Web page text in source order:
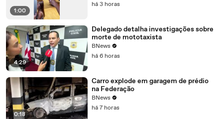
1:00
há 3 horas
4:29
Delegado detalha investigações sobre
morte de mototaxista
BNews
há 6 horas
0:18
Carro explode em garagem de prédio
na Federação
BNews
há 7 horas